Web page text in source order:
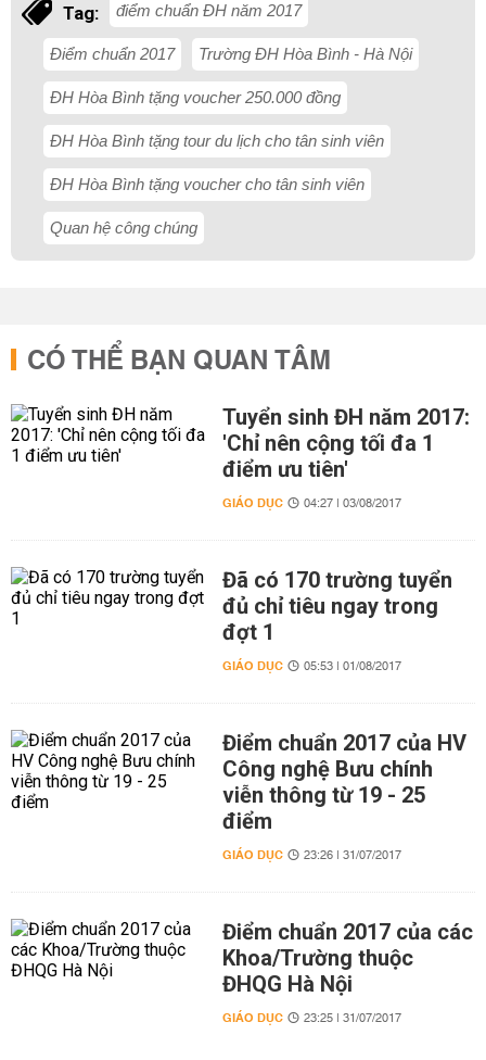
Tag: điểm chuẩn ĐH năm 2017
Điểm chuẩn 2017 Trường ĐH Hòa Bình - Hà Nội
ĐH Hòa Bình tặng voucher 250.000 đồng
ĐH Hòa Bình tặng tour du lịch cho tân sinh viên
ĐH Hòa Bình tặng voucher cho tân sinh viên
Quan hệ công chúng
CÓ THỂ BẠN QUAN TÂM
Tuyển sinh ĐH năm 2017:
'Chỉ nên cộng tối đa 1
điểm ưu tiên'
GIÁO DỤC 04:27 | 03/08/2017
Đã có 170 trường tuyển
đủ chỉ tiêu ngay trong
đợt 1
GIÁO DỤC 05:53 | 01/08/2017
Điểm chuẩn 2017 của HV
Công nghệ Bưu chính
viễn thông từ 19 - 25
điểm
GIÁO DỤC 23:26 | 31/07/2017
Điểm chuẩn 2017 của các
Khoa/Trường thuộc
ĐHQG Hà Nội
GIÁO DỤC 23:25 | 31/07/2017